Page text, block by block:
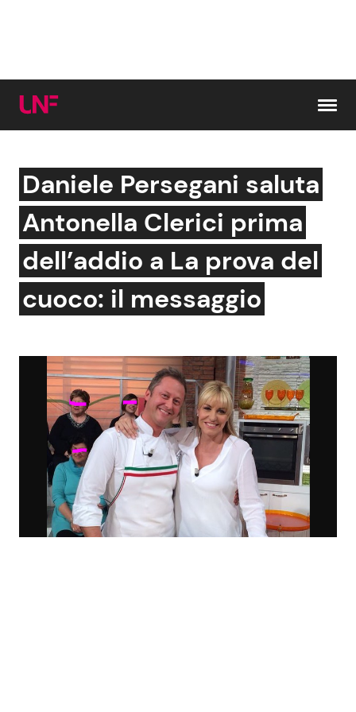
Cerca:
News e Cronaca
Attualità Italiana
Economia
Persone Scomparse
Politica
Gossip e TV
Bellezze VIP
Fiction e Serie TV
Programmi TV
Reality e Talent
Soap Opera
Daniele Persegani saluta
Antonella Clerici prima
dell’addio a La prova del
cuoco: il messaggio